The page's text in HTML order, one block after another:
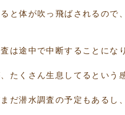
と体が吹っ飛ばされるので
は途中で中断することにな
たくさん生息してるという
だ潜水調査の予定もあるし